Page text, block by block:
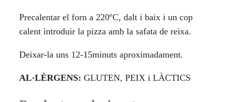
Precalentar el forn a 220ºC, dalt i baix i un cop
calent introduir la pizza amb la safata de reixa.
Deixar-la uns 12-15minuts aproximadament.
AL·LÈRGENS: GLUTEN, PEIX i LÀCTICS